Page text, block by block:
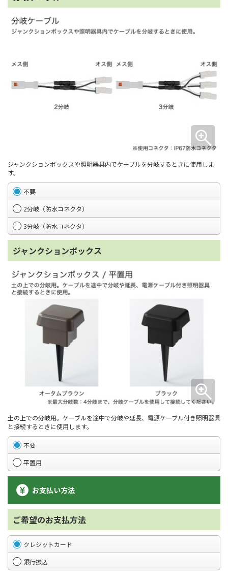
ジャンクションボックスや照明器具内でケーブルを分岐するときに使用しま
す。
不要
2分岐（防水コネクタ）
3分岐（防水コネクタ）
ジャンクションボックス
土の上での分岐用。ケーブルを途中で分岐や延長、電源ケーブル付き照明器具
と接続するときに使用します。
不要
平置用
お支払い方法
ご希望のお支払方法
クレジットカード
銀行振込